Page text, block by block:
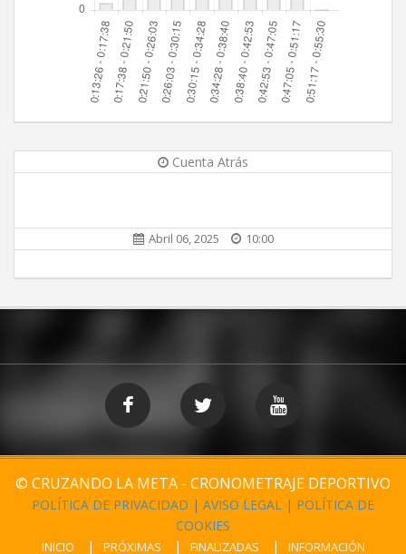
Cuenta Atrás
Abril 06, 2025 10:00
© CRUZANDO LA META - CRONOMETRAJE DEPORTIVO
POLÍTICA DE PRIVACIDAD | AVISO LEGAL | POLÍTICA DE
COOKIES
INICIO PRÓXIMAS FINALIZADAS INFORMACIÓN